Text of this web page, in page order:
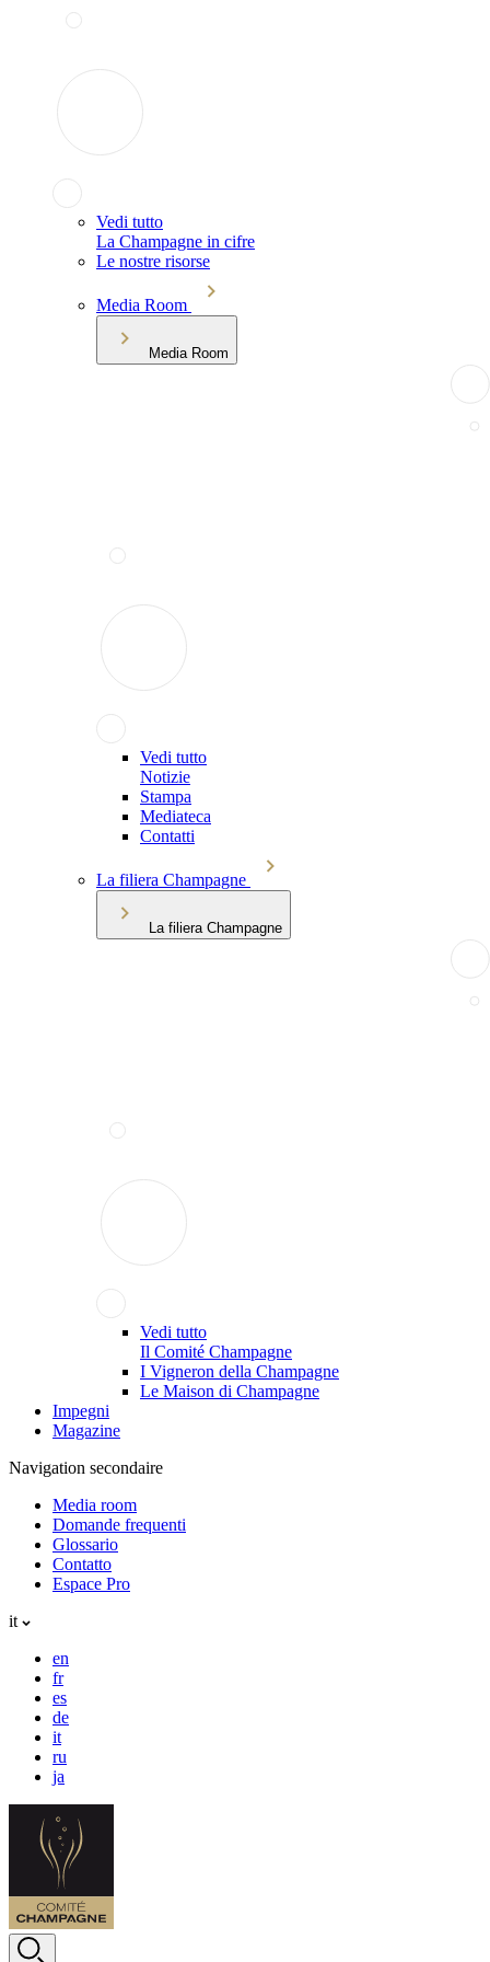
Vedi tutto
La Champagne in cifre
Le nostre risorse
Media Room
Media Room
Vedi tutto
Notizie
Stampa
Mediateca
Contatti
La filiera Champagne
La filiera Champagne
Vedi tutto
Il Comité Champagne
I Vigneron della Champagne
Le Maison di Champagne
Impegni
Magazine
Navigation secondaire
Media room
Domande frequenti
Glossario
Contatto
Espace Pro
it
en
fr
es
de
it
ru
ja